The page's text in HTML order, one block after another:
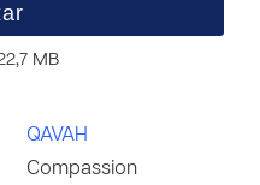
MB
QAVAH
Compassion